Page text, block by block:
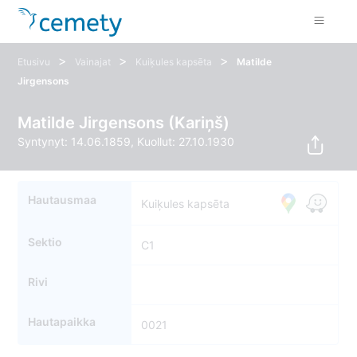
Etusivu > Vainajat > Kuiķules kapsēta >
Matilde
Jirgensons
Matilde Jirgensons (Kariņš)
Syntynyt: 14.06.1859, Kuollut: 27.10.1930
Hautausmaa Kuiķules kapsēta
Sektio C1
Rivi
Hautapaikka 0021